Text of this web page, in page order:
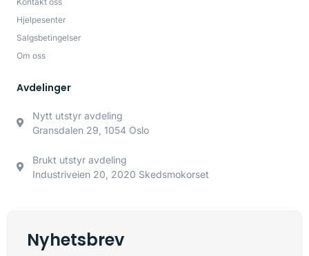
Hjelpesenter
Salgsbetingelser
Om oss
Avdelinger
Nytt utstyr avdeling
Gransdalen 29, 1054 Oslo
Brukt utstyr avdeling
Industriveien 20, 2020 Skedsmokorset
Nyhetsbrev